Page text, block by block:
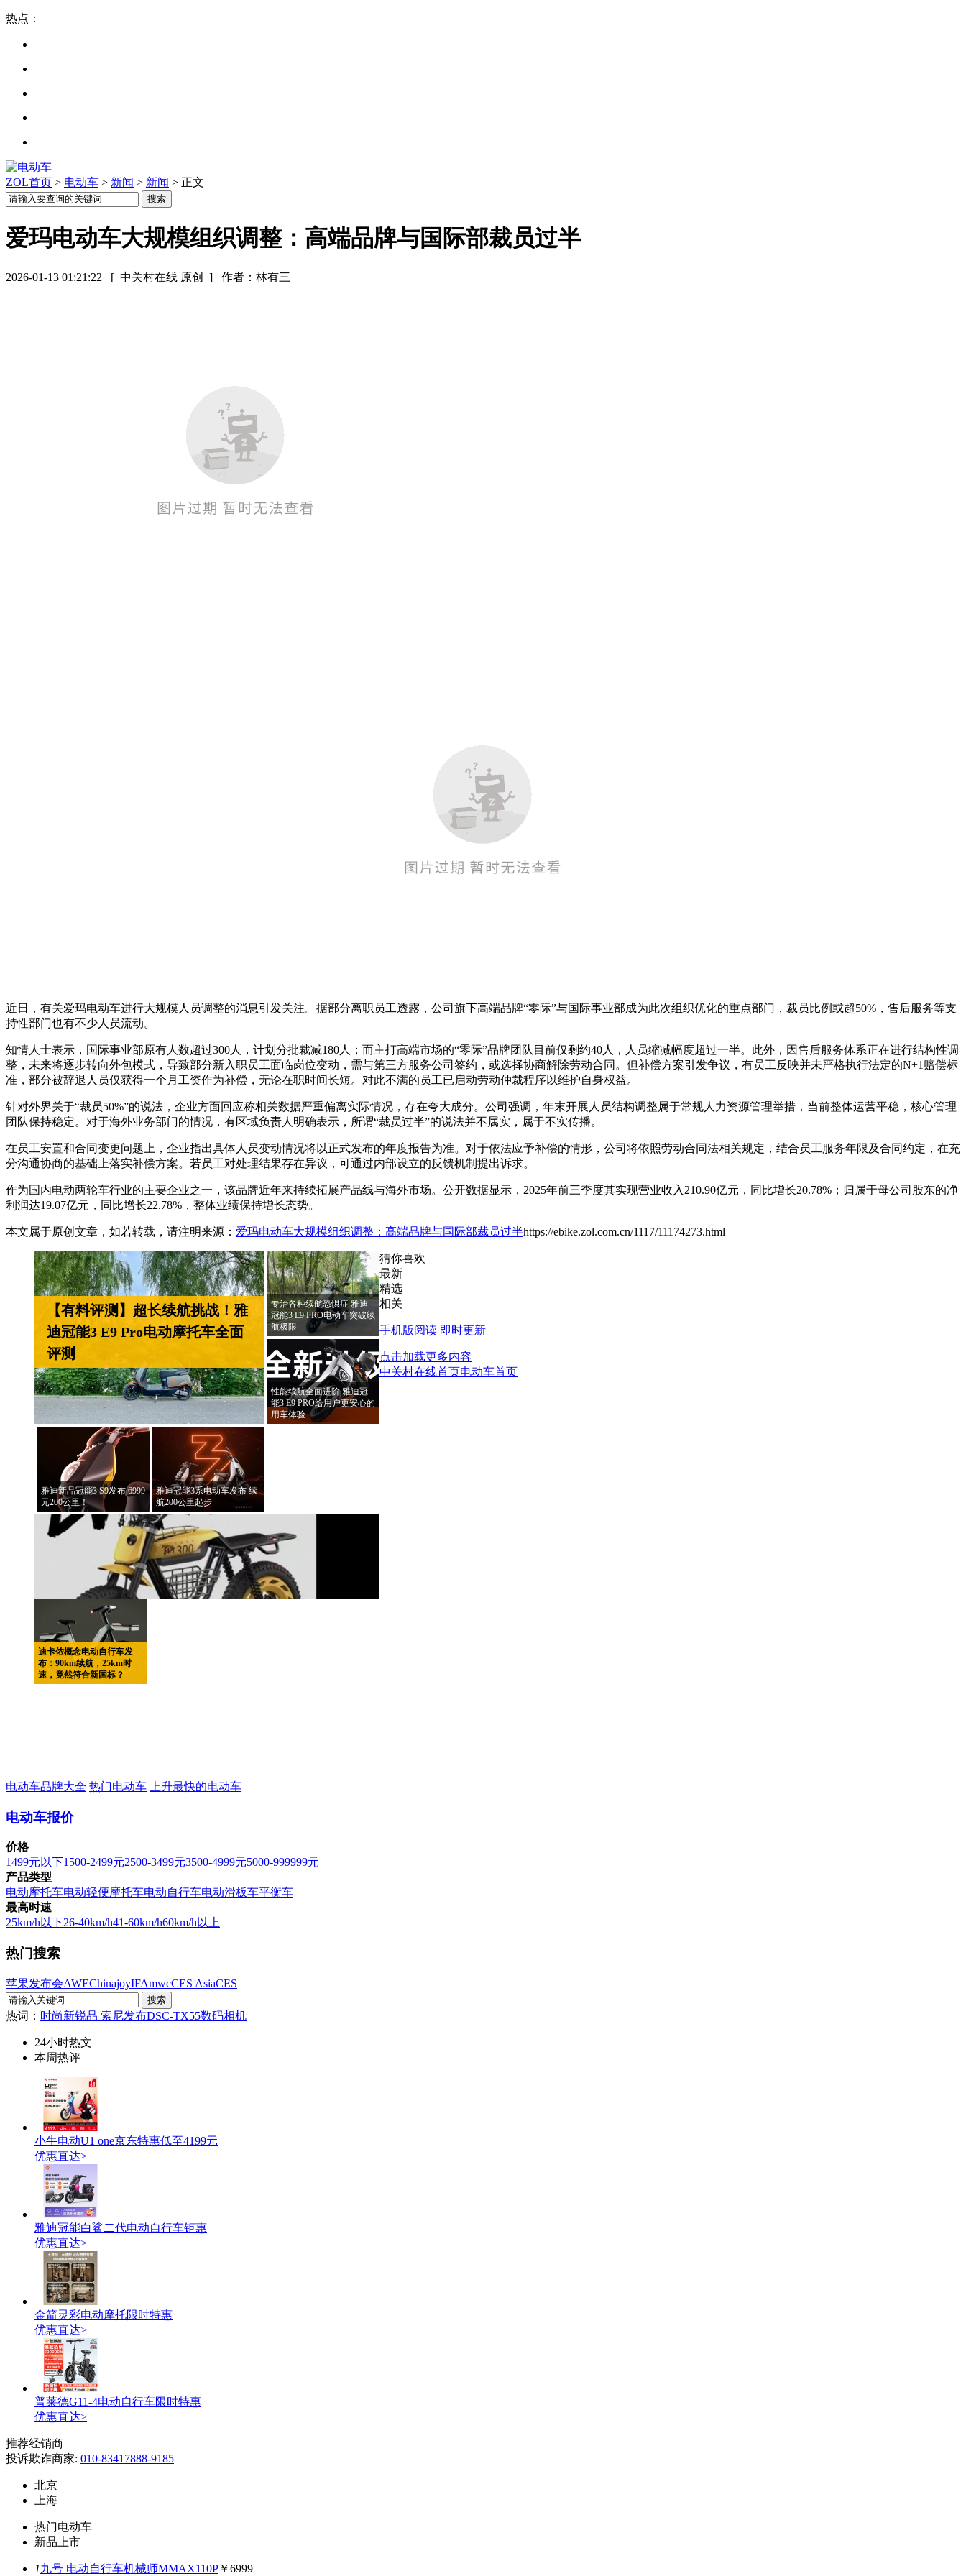
热点：
ZOL首页 > 电动车 > 新闻 > 新闻 > 正文
爱玛电动车大规模组织调整：高端品牌与国际部裁员过半
2026-01-13 01:21:22 [ 中关村在线 原创 ] 作者：林有三
近日，有关爱玛电动车进行大规模人员调整的消息引发关注。据部分离职员工透露，公司旗下高端品牌“零际”与国际事业部成为此次组织优化的重点部门，裁员比例或超50%，售后服务等支
持性部门也有不少人员流动。
知情人士表示，国际事业部原有人数超过300人，计划分批裁减180人；而主打高端市场的“零际”品牌团队目前仅剩约40人，人员缩减幅度超过一半。此外，因售后服务体系正在进行结构性调
整，未来将逐步转向外包模式，导致部分新入职员工面临岗位变动，需与第三方服务公司签约，或选择协商解除劳动合同。但补偿方案引发争议，有员工反映并未严格执行法定的N+1赔偿标
准，部分被辞退人员仅获得一个月工资作为补偿，无论在职时间长短。对此不满的员工已启动劳动仲裁程序以维护自身权益。
针对外界关于“裁员50%”的说法，企业方面回应称相关数据严重偏离实际情况，存在夸大成分。公司强调，年末开展人员结构调整属于常规人力资源管理举措，当前整体运营平稳，核心管理
团队保持稳定。对于海外业务部门的情况，有区域负责人明确表示，所谓“裁员过半”的说法并不属实，属于不实传播。
在员工安置和合同变更问题上，企业指出具体人员变动情况将以正式发布的年度报告为准。对于依法应予补偿的情形，公司将依照劳动合同法相关规定，结合员工服务年限及合同约定，在充
分沟通协商的基础上落实补偿方案。若员工对处理结果存在异议，可通过内部设立的反馈机制提出诉求。
作为国内电动两轮车行业的主要企业之一，该品牌近年来持续拓展产品线与海外市场。公开数据显示，2025年前三季度其实现营业收入210.90亿元，同比增长20.78%；归属于母公司股东的净
利润达19.07亿元，同比增长22.78%，整体业绩保持增长态势。
本文属于原创文章，如若转载，请注明来源： 爱玛电动车大规模组织调整：高端品牌与国际部裁员过半https://ebike.zol.com.cn/1117/11174273.html
【有料评测】超长续航挑战！雅
迪冠能3 E9 Pro电动摩托车全面
评测
专治各种续航恐惧症 雅迪
冠能3 E9 PRO电动车突破续
航极限
性能续航全面进阶 雅迪冠
能3 E9 PRO给用户更安心的
用车体验
雅迪新品冠能3 S9发布 6999
元200公里！
雅迪冠能3系电动车发布 续
航200公里起步
迪卡侬概念电动自行车发
布：90km续航，25km时
速，竟然符合新国标？
猜你喜欢
最新
精选
相关
手机版阅读 即时更新
点击加载更多内容
中关村在线首页电动车首页
电动车品牌大全 热门电动车 上升最快的电动车
电动车报价
价格
1499元以下1500-2499元2500-3499元3500-4999元5000-999999元
产品类型
电动摩托车电动轻便摩托车电动自行车电动滑板车平衡车
最高时速
25km/h以下26-40km/h41-60km/h60km/h以上
热门搜索
苹果发布会AWEChinajoyIFAmwcCES AsiaCES
热词： 时尚新锐品 索尼发布DSC-TX55数码相机
24小时热文
本周热评
小牛电动U1 one京东特惠低至4199元
优惠直达>
雅迪冠能白鲨二代电动自行车钜惠
优惠直达>
金箭灵彩电动摩托限时特惠
优惠直达>
普莱德G11-4电动自行车限时特惠
优惠直达>
推荐经销商
投诉欺诈商家: 010-83417888-9185
北京
上海
热门电动车
新品上市
1九号 电动自行车机械师MMAX110P ￥6999